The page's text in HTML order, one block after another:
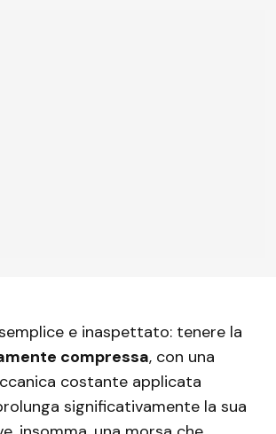
e inaspettato: tenere la
compressa, con una
costante applicata
significativamente la sua